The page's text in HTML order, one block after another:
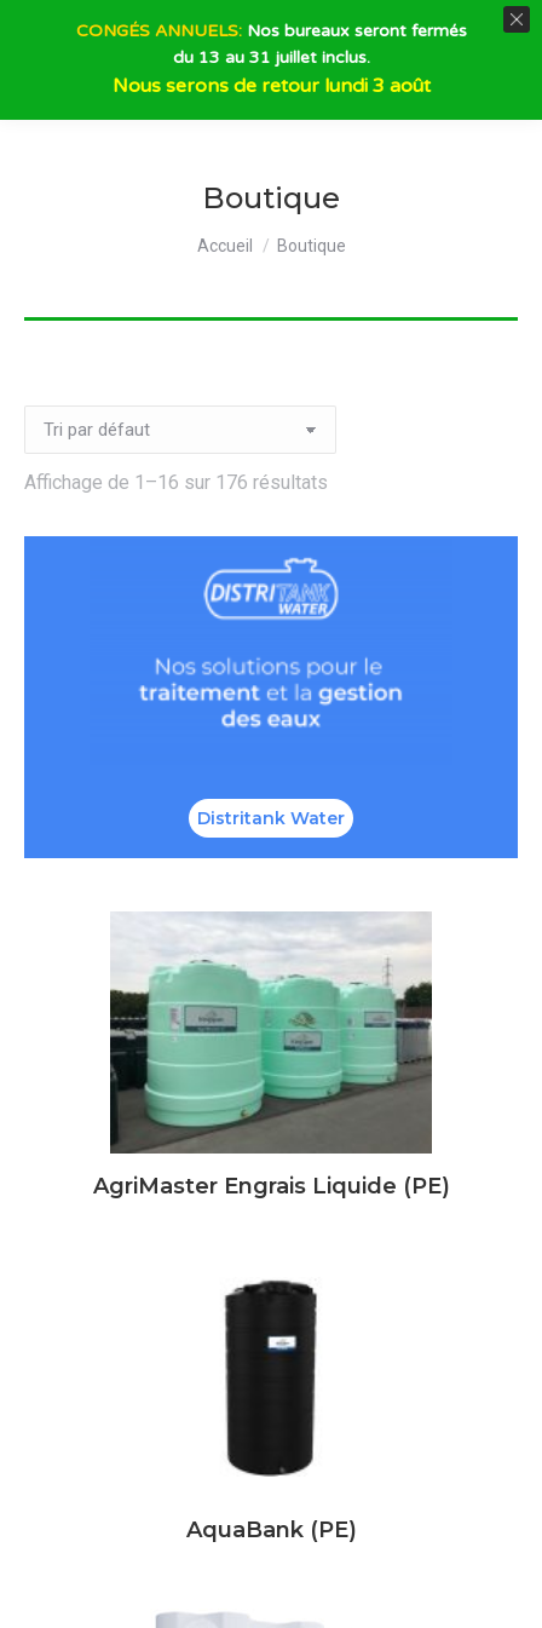
Boutique
Vous êtes ici :
Accueil Boutique
Affichage de 1–16 sur 176 résultats
Distritank Water
AgriMaster Engrais Liquide (PE)
AquaBank (PE)
CONGÉS ANNUELS:Nos bureaux seront fermés
du 13 au 31 juillet inclus.
Nous serons de retour lundi 3 août